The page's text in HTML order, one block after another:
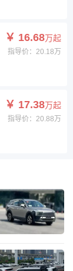
￥ 16.68万起
指导价：20.18万
￥ 17.38万起
指导价：20.88万